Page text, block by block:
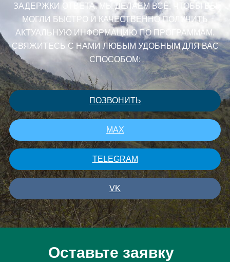
ЗАДЕРЖКИ ОТВЕТА. МЫ ДЕЛАЕМ ВСË, ЧТОБЫ ВЫ
МОГЛИ БЫСТРО И КАЧЕСТВЕННО ПОЛУЧИТЬ
АКТУАЛЬНУЮ ИНФОРМАЦИЮ ПО ПРОГРАММАМ.
СВЯЖИТЕСЬ С НАМИ ЛЮБЫМ УДОБНЫМ ДЛЯ ВАС
СПОСОБОМ:
ПОЗВОНИТЬ
MAX
TELEGRAM
VK
Оставьте заявку